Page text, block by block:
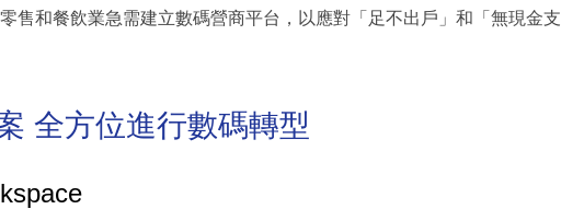
售和餐飲業急需建立數碼營商平台，以應對「足不出戶」和「無現金支
全方位進行數碼轉型